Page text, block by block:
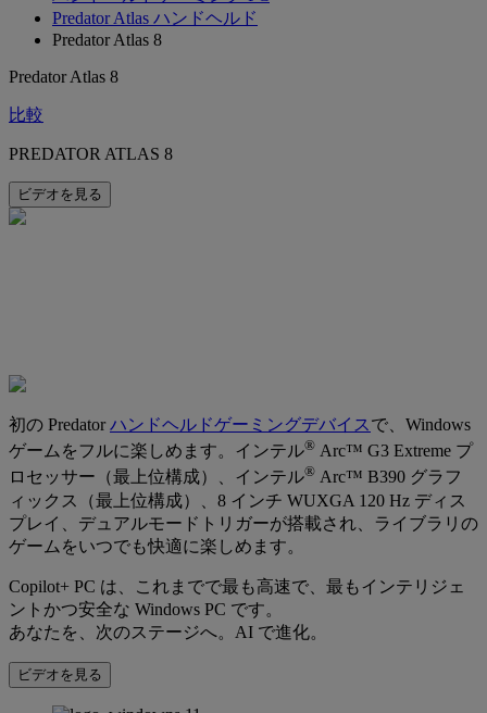
Predator Atlas ハンドヘルド
Predator Atlas 8
Predator Atlas 8
比較
PREDATOR ATLAS 8
ビデオを見る
初の Predatorハンドヘルドゲーミングデバイス で、Windows
ゲームをフルに楽しめます。インテル® Arc™ G3 Extreme プ
ロセッサー（最上位構成）、インテル® Arc™ B390 グラフ
ィックス（最上位構成）、8 インチ WUXGA 120 Hz ディス
プレイ、デュアルモードトリガーが搭載され、ライブラリの
ゲームをいつでも快適に楽しめます。
Copilot+ PC は、これまでで最も高速で、最もインテリジェ
ントかつ安全な Windows PC です。
あなたを、次のステージへ。AI で進化。
ビデオを見る